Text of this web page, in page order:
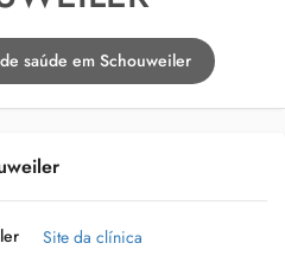
saúde em Schouweiler
Site da clínica